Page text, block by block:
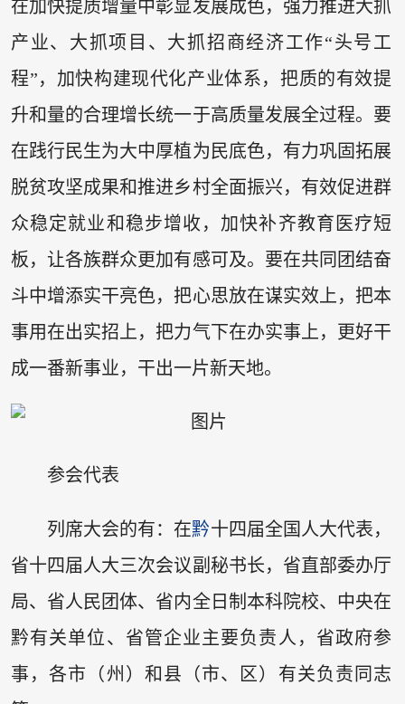
在加快提质增量中彰显发展成色，强力推进大抓
产业、大抓项目、大抓招商经济工作“头号工
程”，加快构建现代化产业体系，把质的有效提
升和量的合理增长统一于高质量发展全过程。要
在践行民生为大中厚植为民底色，有力巩固拓展
脱贫攻坚成果和推进乡村全面振兴，有效促进群
众稳定就业和稳步增收，加快补齐教育医疗短
板，让各族群众更加有感可及。要在共同团结奋
斗中增添实干亮色，把心思放在谋实效上，把本
事用在出实招上，把力气下在办实事上，更好干
成一番新事业，干出一片新天地。
参会代表
列席大会的有：在黔十四届全国人大代表，
省十四届人大三次会议副秘书长，省直部委办厅
局、省人民团体、省内全日制本科院校、中央在
黔有关单位、省管企业主要负责人，省政府参
事，各市（州）和县（市、区）有关负责同志